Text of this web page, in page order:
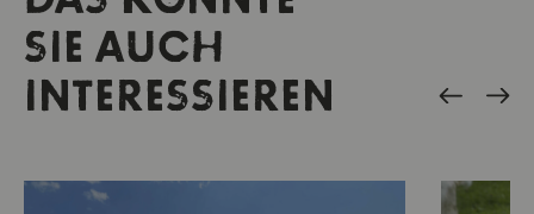
SIE AUCH
INTERESSIEREN